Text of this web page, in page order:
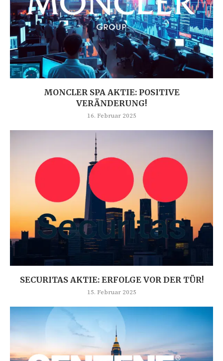
MONCLER SPA AKTIE: POSITIVE
VERÄNDERUNG!
16. Februar 2025
SECURITAS AKTIE: ERFOLGE VOR DER TÜR!
15. Februar 2025